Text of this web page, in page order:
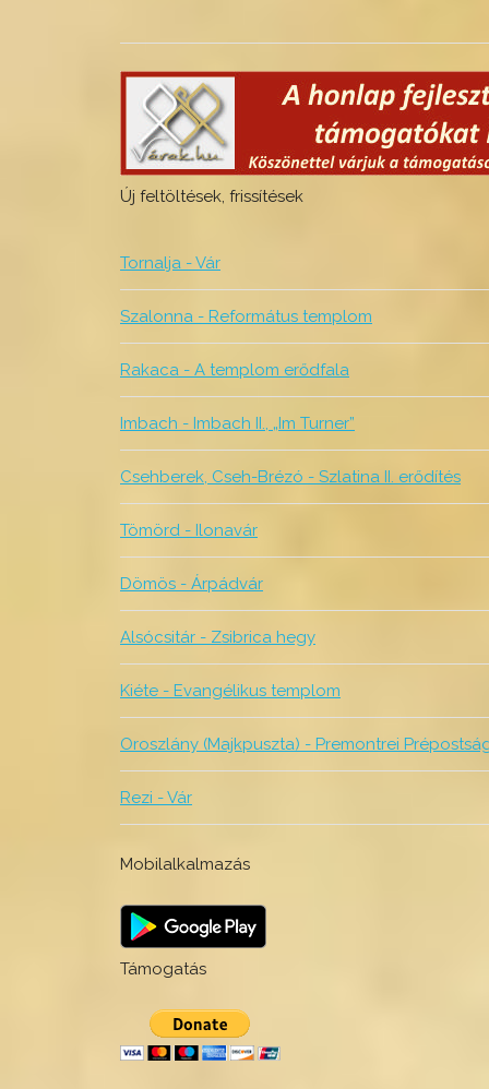
Új feltöltések, frissítések
Tornalja - Vár
Szalonna - Református templom
Rakaca - A templom erődfala
Imbach - Imbach II., „Im Turner”
Csehberek, Cseh-Brézó - Szlatina II. erődítés
Tömörd - Ilonavár
Dömös - Árpádvár
Alsócsitár - Zsibrica hegy
Kiéte - Evangélikus templom
Oroszlány (Majkpuszta) - Premontrei
Rezi - Vár
Mobilalkalmazás
Támogatás